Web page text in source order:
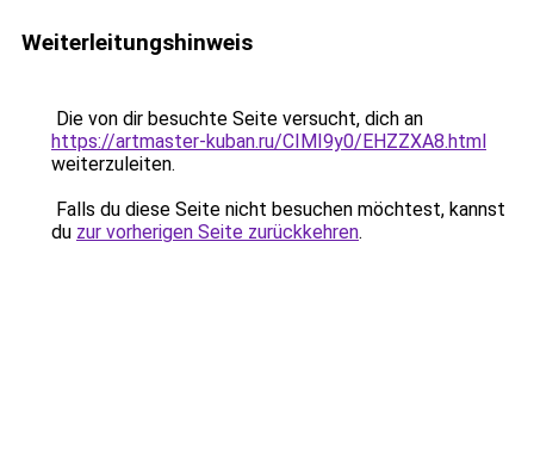
Weiterleitungshinweis
Die von dir besuchte Seite versucht, dich an
https://artmaster-kuban.ru/CIMI9y0/EHZZXA8.html
weiterzuleiten.
Falls du diese Seite nicht besuchen möchtest, kannst
du zur vorherigen Seite zurückkehren.